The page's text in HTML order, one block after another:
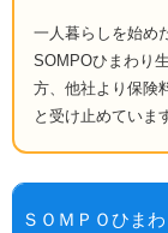
一人暮らしを始め
SOMPOひまわり
方、他社より保険
と受け止めていま
ＳＯＭＰＯひま